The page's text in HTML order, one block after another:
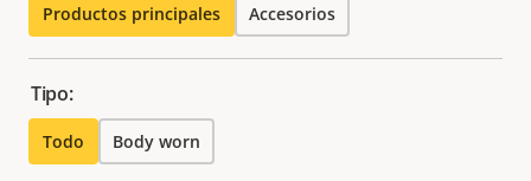
Productos principales Accesorios
Tipo:
Todo Body worn